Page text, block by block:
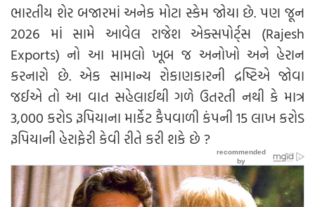
ભારતીય શેર બજારમાં અનેક મોટા સ્કેમ જોયા છે. પણ જૂન
2026 માં સામે આવેલ રાજેશ એક્સપોર્ટ્સ (Rajesh
Exports) નો આ મામલો ખૂબ જ અનોખો અને હેરાન
કરનારો છે. એક સામાન્ય રોકાણકારની દ્રષ્ટિએ જોવા
જઈએ તો આ વાત સહેલાઈથી ગળે ઉતરતી નથી કે માત્ર
3,000 કરોડ રૂપિયાના માર્કેટ કૈપવાળી કંપની 15 લાખ કરોડ
રૂપિયાની હેરાફેરી કેવી રીતે કરી શકે છે ?